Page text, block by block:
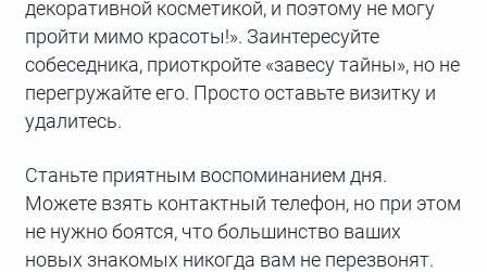
декоративной косметикой, и поэтому не могу
пройти мимо красоты!». Заинтересуйте
собеседника, приоткройте «завесу тайны», но не
перегружайте его. Просто оставьте визитку и
удалитесь.
Станьте приятным воспоминанием дня.
Можете взять контактный телефон, но при этом
не нужно боятся, что большинство ваших
новых знакомых никогда вам не перезвонят.